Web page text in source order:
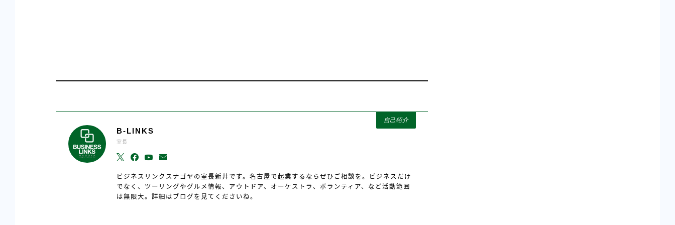
自己紹介
B-LINKS
室長
ビジネスリンクスナゴヤの室長新井です。名古屋で起業するならぜひご相談を。ビジネスだけ
でなく、ツーリングやグルメ情報、アウトドア、オーケストラ、ボランティア、など活動範囲
は無限大。詳細はブログを見てくださいね。